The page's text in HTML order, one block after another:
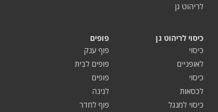
לריהוט גן
פופים
פוף ענק
פופים לבית
פופים
לגינה
פוף לחדר
כיסוי לריהוט גן
כיסוי
לאופניים
כיסוי
לכסאות
כיסוי למנגל